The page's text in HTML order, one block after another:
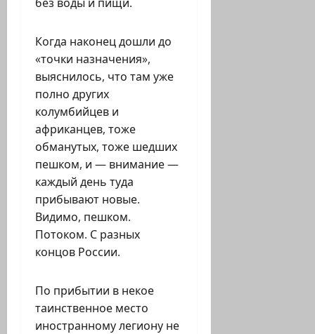
Когда наконец дошли до
«точки назначения»,
выяснилось, что там уже
полно других
колумбийцев и
африканцев, тоже
обманутых, тоже шедших
пешком, и — внимание —
каждый день туда
прибывают новые.
Видимо, пешком.
Потоком. С разных
концов России.
По прибытии в некое
таинственное место
иностранному легиону не